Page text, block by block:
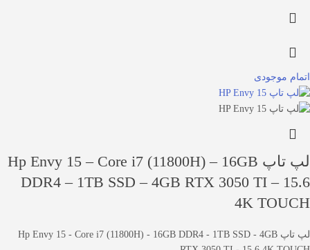
اتمام موجودی
لپ تاپ Hp Envy 15 – Core i7 (11800H) – 16GB
DDR4 – 1TB SSD – 4GB RTX 3050 TI – 15.6
4K TOUCH
لپ تاپ Hp Envy 15 - Core i7 (11800H) - 16GB DDR4 - 1TB SSD - 4GB